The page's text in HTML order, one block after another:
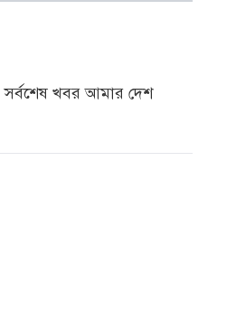
সর্বশেষ খবর আমার দেশ